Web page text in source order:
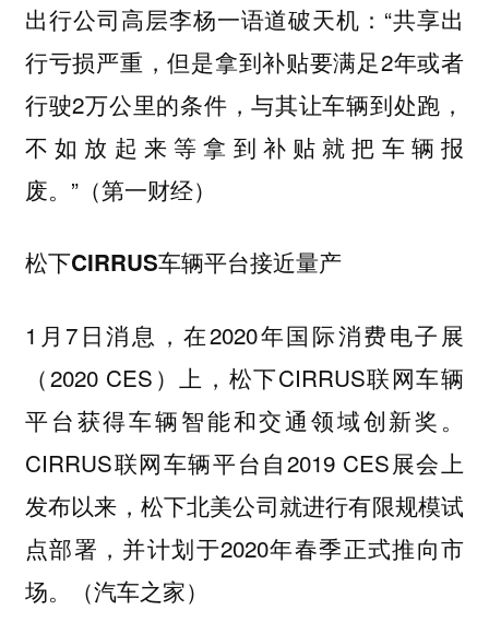
出行公司高层李杨一语道破天机：“共享出
行亏损严重，但是拿到补贴要满足2年或者
行驶2万公里的条件，与其让车辆到处跑，
不如放起来等拿到补贴就把车辆报
废。”（第一财经）
松下CIRRUS车辆平台接近量产
1月7日消息，在2020年国际消费电子展
（2020 CES）上，松下CIRRUS联网车辆
平台获得车辆智能和交通领域创新奖。
CIRRUS联网车辆平台自2019 CES展会上
发布以来，松下北美公司就进行有限规模试
点部署，并计划于2020年春季正式推向市
场。（汽车之家）